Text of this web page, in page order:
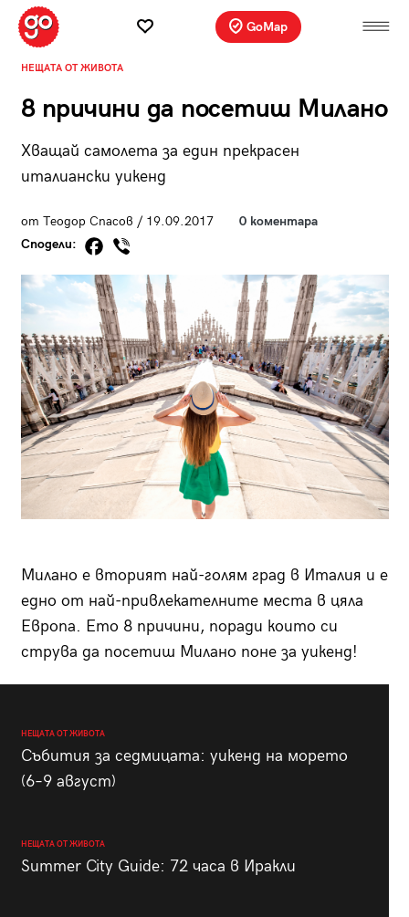
GoMap
НЕЩАТА ОТ ЖИВОТА
8 причини да посетиш Милано
Хващай самолета за един прекрасен
италиански уикенд
от Теодор Спасов / 19.09.2017
0 коментара
Сподели:
Милано е вторият най-голям град в Италия и е
едно от най-привлекателните места в цяла
Европа. Ето 8 причини, поради които си
струва да посетиш Милано поне за уикенд!
НЕЩАТА ОТ ЖИВОТА
Събития за седмицата: уикенд на морето
(6–9 август)
НЕЩАТА ОТ ЖИВОТА
Summer City Guide: 72 часа в Иракли